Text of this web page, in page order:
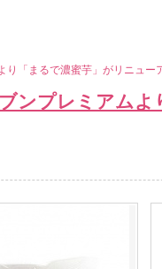
り「まるで濃蜜芋」がリニュー
ンプレミアムよ